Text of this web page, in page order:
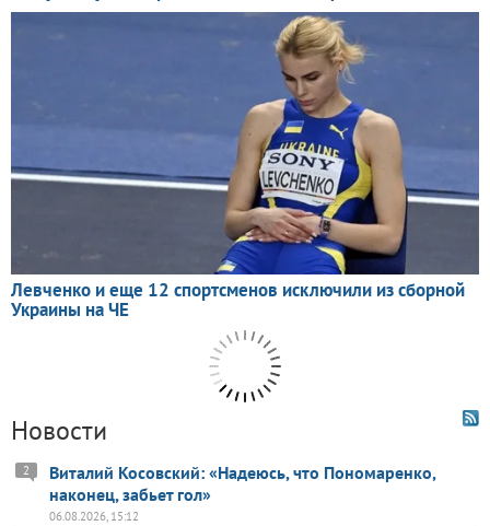
Новости
Виталий Косовский: «Надеюсь, что Пономаренко,
наконец, забьет гол»
2
06.08.2026, 15:12